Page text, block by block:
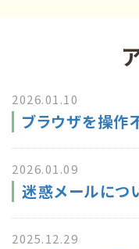
2026.01.10
ブラウザを操作
2026.01.09
迷惑メールにつ
2025.12.29